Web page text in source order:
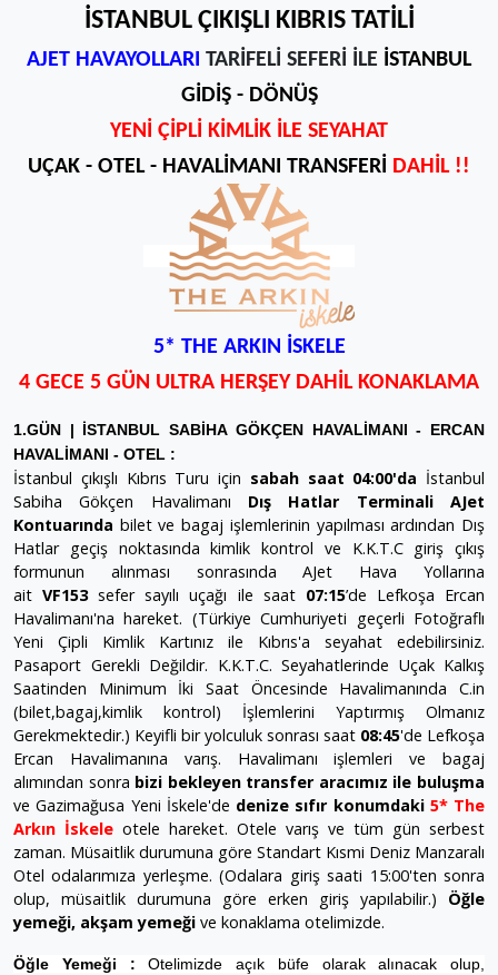
İSTANBUL ÇIKIŞLI KIBRIS TATİLİ
AJET HAVAYOLLARI TARİFELİ SEFERİ İLE İSTANBUL
GİDİŞ - DÖNÜŞ
YENİ ÇİPLİ KİMLİK İLE SEYAHAT
UÇAK - OTEL - HAVALİMANI TRANSFERİ DAHİL !!
5* THE ARKIN İSKELE
4 GECE 5 GÜN ULTRA HERŞEY DAHİL KONAKLAMA
1.GÜN | İSTANBUL SABİHA GÖKÇEN HAVALİMANI - ERCAN
HAVALİMANI - OTEL :
İstanbul çıkışlı Kıbrıs Turu için sabah saat 04:00'da İstanbul
Sabiha Gökçen Havalimanı Dış Hatlar Terminali AJet
Kontuarında bilet ve bagaj işlemlerinin yapılması ardından Dış
Hatlar geçiş noktasında kimlik kontrol ve K.K.T.C giriş çıkış
formunun alınması sonrasında AJet Hava Yollarına
aitVF153sefer sayılı uçağı ile saat 07:15’de Lefkoşa Ercan
Havalimanı'na hareket. (Türkiye Cumhuriyeti geçerli Fotoğraflı
Yeni Çipli Kimlik Kartınız ile Kıbrıs'a seyahat edebilirsiniz.
Pasaport Gerekli Değildir. K.K.T.C. Seyahatlerinde Uçak Kalkış
Saatinden Minimum İki Saat Öncesinde Havalimanında C.in
(bilet,bagaj,kimlik kontrol) İşlemlerini Yaptırmış Olmanız
Gerekmektedir.) Keyifli bir yolculuk sonrası saat 08:45'de Lefkoşa
Ercan Havalimanına varış. Havalimanı işlemleri ve bagaj
alımından sonra bizi bekleyen transfer aracımız ile buluşma
ve Gazimağusa Yeni İskele'de denize sıfır konumdaki 5* The
Arkın İskele otele hareket. Otele varış ve tüm gün serbest
zaman. Müsaitlik durumuna göre Standart Kısmi Deniz Manzaralı
Otel odalarımıza yerleşme. (Odalara giriş saati 15:00'ten sonra
olup, müsaitlik durumuna göre erken giriş yapılabilir.) Öğle
yemeği, akşam yemeği ve konaklama otelimizde.
Öğle Yemeği :
Otelimizde açık büfe olarak alınacak olup,